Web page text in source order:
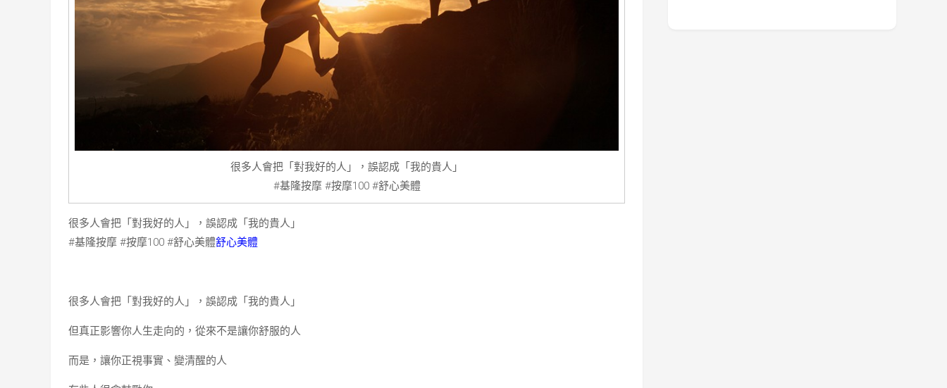
很多人會把「對我好的人」，誤認成「我的貴人」
#基隆按摩 #按摩100 #舒心美體
很多人會把「對我好的人」，誤認成「我的貴人」
#基隆按摩 #按摩100 #舒心美體舒心美體
很多人會把「對我好的人」，誤認成「我的貴人」
但真正影響你人生走向的，從來不是讓你舒服的人
而是，讓你正視事實、變清醒的人